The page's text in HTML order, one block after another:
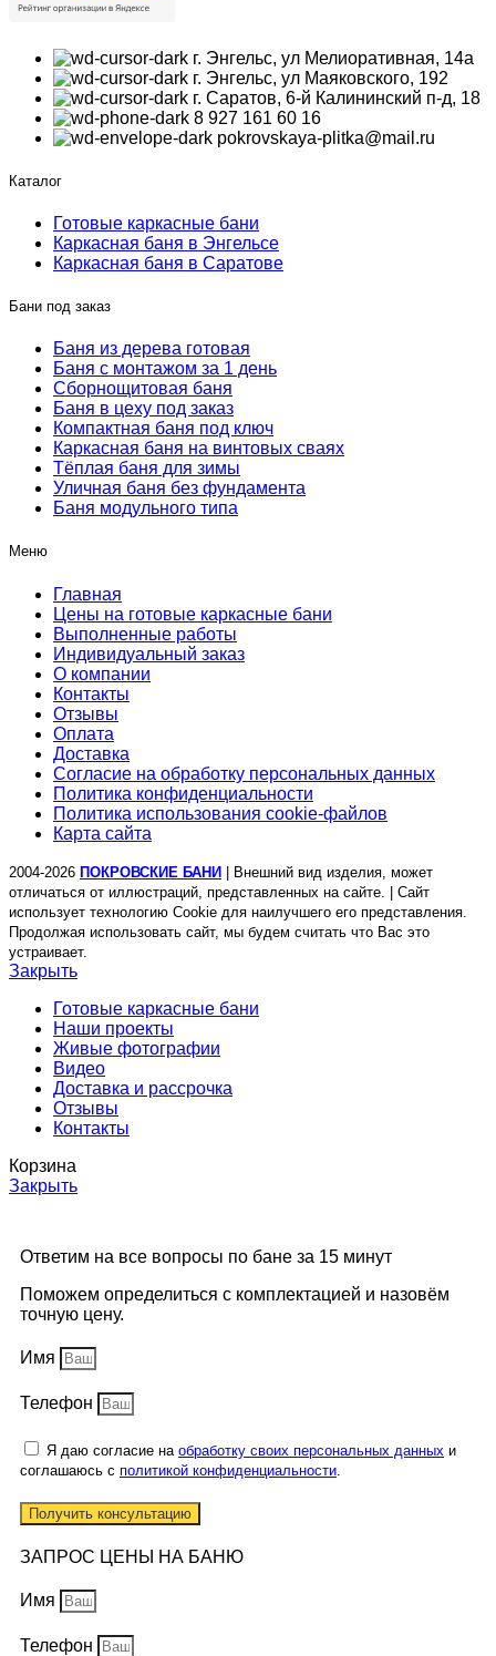
г. Энгельс, ул Мелиоративная, 14а
г. Энгельс, ул Маяковского, 192
г. Саратов, 6-й Калининский п-д, 18
8 927 161 60 16
pokrovskaya-plitka@mail.ru
Каталог
Готовые каркасные бани
Каркасная баня в Энгельсе
Каркасная баня в Саратове
Бани под заказ
Баня из дерева готовая
Баня с монтажом за 1 день
Сборнощитовая баня
Баня в цеху под заказ
Компактная баня под ключ
Каркасная баня на винтовых сваях
Тёплая баня для зимы
Уличная баня без фундамента
Баня модульного типа
Меню
Главная
Цены на готовые каркасные бани
Выполненные работы
Индивидуальный заказ
О компании
Контакты
Отзывы
Оплата
Доставка
Согласие на обработку персональных данных
Политика конфиденциальности
Политика использования cookie-файлов
Карта сайта
2004-2026 ПОКРОВСКИЕ БАНИ | Внешний вид изделия, может
отличаться от иллюстраций, представленных на сайте. | Сайт
использует технологию Cookie для наилучшего его представления.
Продолжая использовать сайт, мы будем считать что Вас это
устраивает.
Закрыть
Готовые каркасные бани
Наши проекты
Живые фотографии
Видео
Доставка и рассрочка
Отзывы
Контакты
Корзина
Закрыть
Ответим на все вопросы по бане за 15 минут
Поможем определиться с комплектацией и назовём
точную цену.
Имя
Телефон
Я даю согласие на обработку своих персональных данных и
соглашаюсь с политикой конфиденциальности
Получить консультацию
ЗАПРОС ЦЕНЫ НА БАНЮ
Имя
Телефон